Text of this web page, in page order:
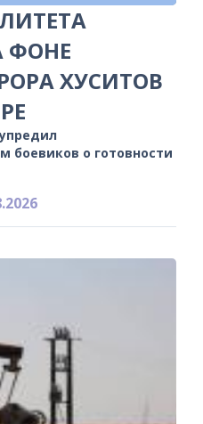
ФОНЕ
ХУСИТОВ
о готовности